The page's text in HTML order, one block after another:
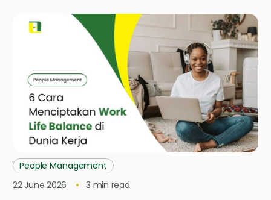
People Management
22 June 2026
3 min read